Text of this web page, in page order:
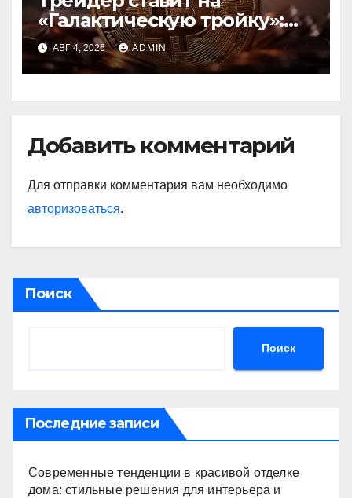
«Галактическую тройку»:
Circle, Coinbase и ETH
АВГ 4, 2026 ADMIN
Добавить комментарий
Для отправки комментария вам необходимо
авторизоваться.
Поиск
Поиск
Последние записи
Современные тенденции в красивой отделке
дома: стильные решения для интерьера и